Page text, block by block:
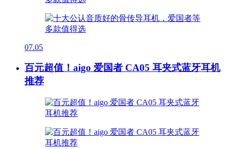
07.05
百元超值！aigo 爱国者 CA05 耳夹式蓝牙耳机
推荐